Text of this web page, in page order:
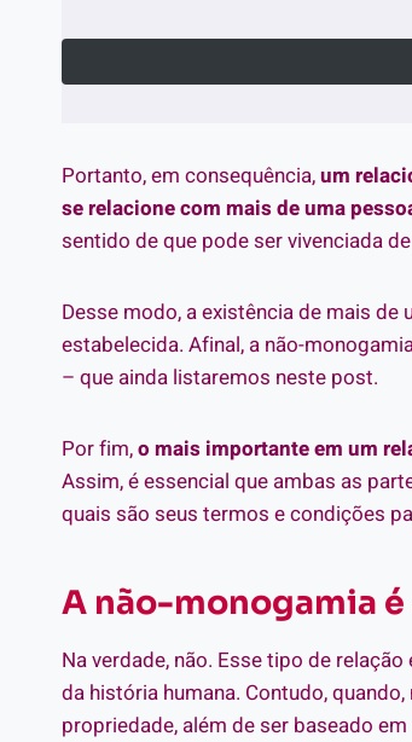
Portanto, em consequência,um
se relacione com mais de uma
sentido de que pode ser vivenciada
Desse modo, a existência de mais
estabelecida. Afinal, a não-
– que ainda listaremos neste post.
Por fim,o mais importante em um
Assim, é essencial que ambas as
quais são seus termos e condições
A não-monogamia
Na verdade, não. Esse tipo de
da história humana. Contudo,
propriedade, além de ser baseado